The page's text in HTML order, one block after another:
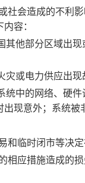
社会造成的不利
容：
其他部分区域出
灾或电力供应出
统中的网络、硬
现意外；系统
和临时闭市等决
相应措施造成的